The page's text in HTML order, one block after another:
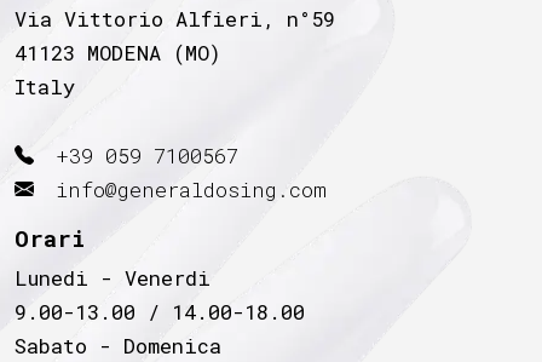
Via Vittorio Alfieri, n°59
41123 MODENA (MO)
Italy
+39 059 7100567
info@generaldosing.com
Orari
Lunedi - Venerdi
9.00-13.00 / 14.00-18.00
Sabato - Domenica